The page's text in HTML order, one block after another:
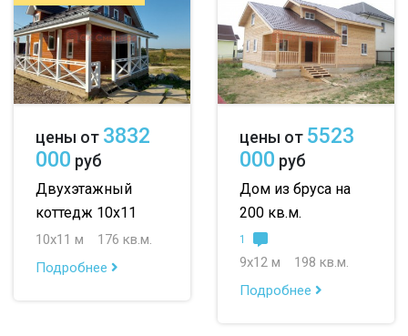
цены от 3832
000 руб
Двухэтажный
коттедж 10х11
10х11 м
176 кв.м.
Подробнее
цены от 5523
000 руб
Дом из бруса на
200 кв.м.
1
9х12 м
198 кв.м.
Подробнее